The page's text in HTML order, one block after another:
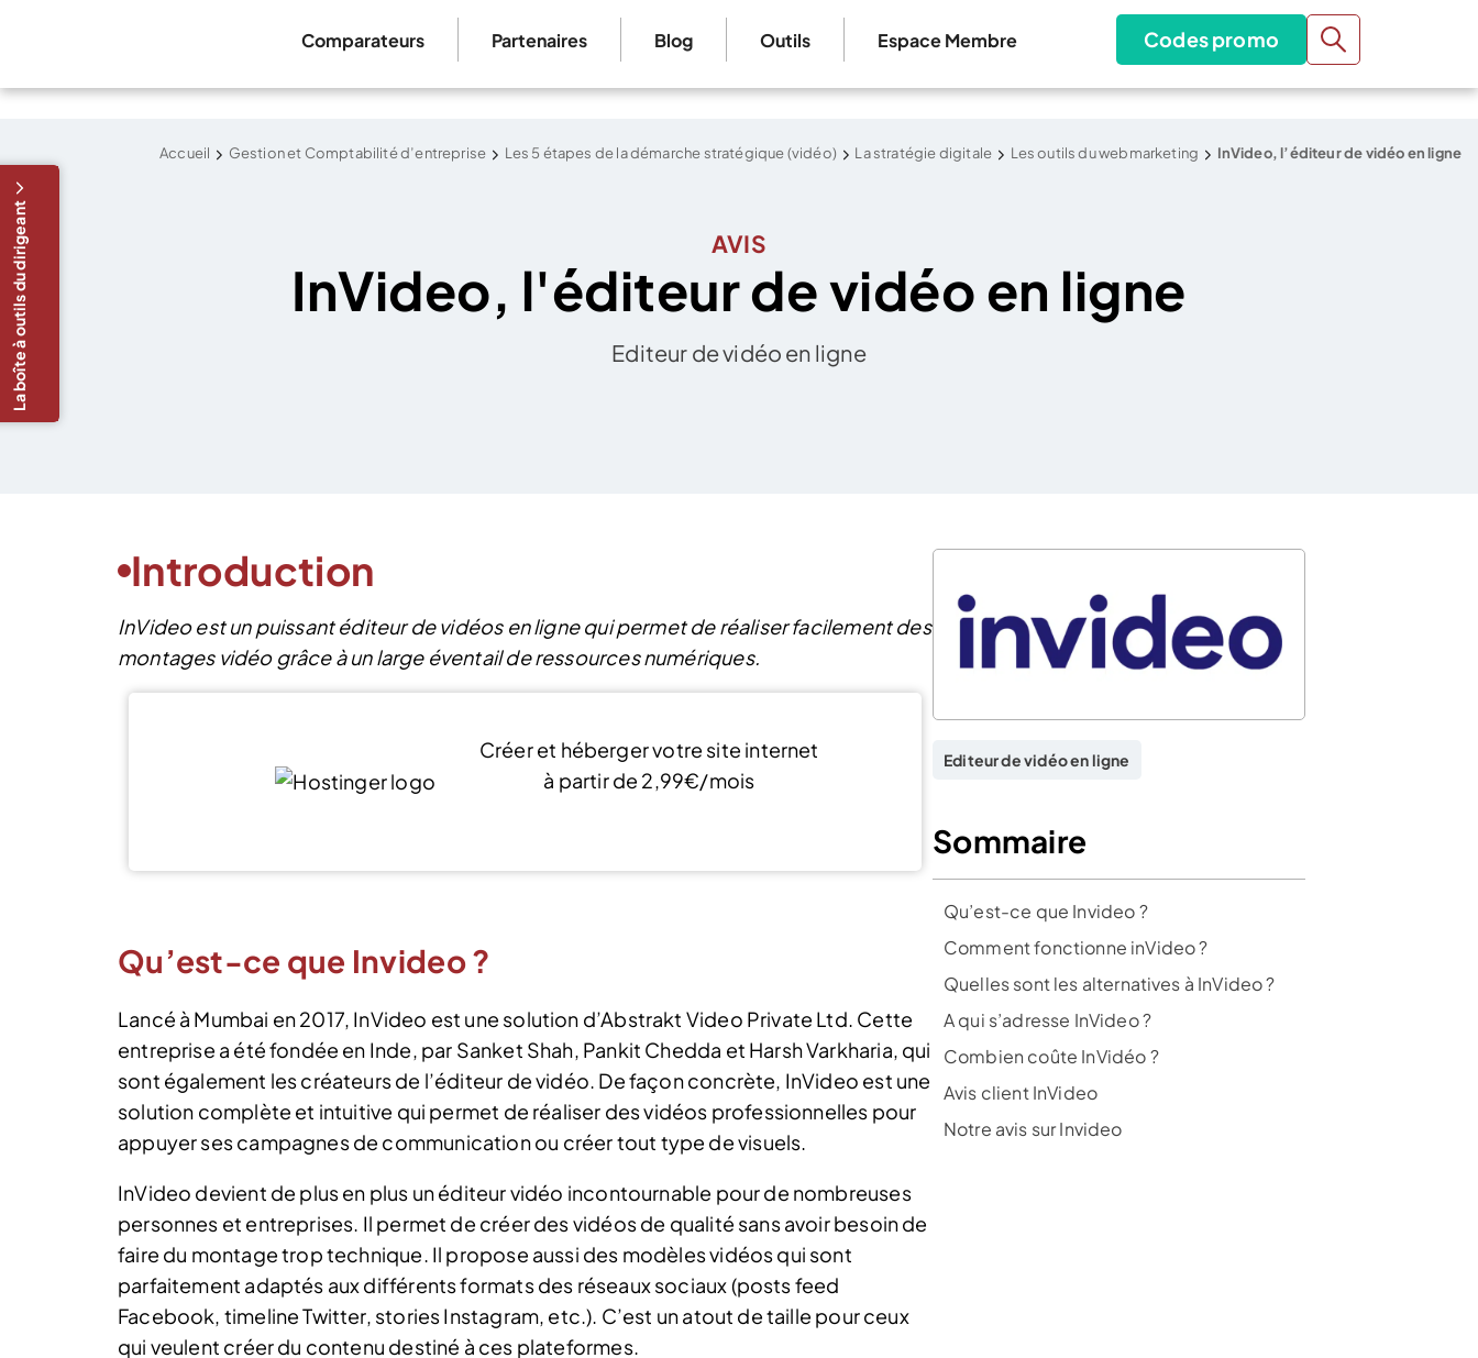
Comparateurs Partenaires Blog Outils Espace Membre Codes promo
Accueil Gestion et Comptabilité d’entreprise Les 5 étapes de la démarche stratégique (vidéo) La stratégie digitale Les outils du webmarketing InVideo, l’éditeur de vidéo en ligne
AVIS
InVideo, l'éditeur de vidéo en ligne
Editeur de vidéo en ligne
Introduction
InVideo est un puissant éditeur de vidéos en ligne qui permet de réaliser facilement des
montages vidéo grâce à un large éventail de ressources numériques.
La boîte à outils du dirigeant
Créer et héberger votre site internet
à partir de 2,99€/mois
Qu’est-ce que Invideo ?
Lancé à Mumbai en 2017, InVideo est une solution d’Abstrakt Video Private Ltd. Cette
entreprise a été fondée en Inde, par Sanket Shah, Pankit Chedda et Harsh Varkharia, qui
sont également les créateurs de l’éditeur de vidéo. De façon concrète, InVideo est une
solution complète et intuitive qui permet de réaliser des vidéos professionnelles pour
appuyer ses campagnes de communication ou créer tout type de visuels.
InVideo devient de plus en plus un éditeur vidéo incontournable pour de nombreuses
personnes et entreprises. Il permet de créer des vidéos de qualité sans avoir besoin de
faire du montage trop technique. Il propose aussi des modèles vidéos qui sont
parfaitement adaptés aux différents formats des réseaux sociaux (posts feed
Facebook, timeline Twitter, stories Instagram, etc.). C’est un atout de taille pour ceux
qui veulent créer du contenu destiné à ces plateformes.
Editeur de vidéo en ligne
Sommaire
Qu’est-ce que Invideo ?
Comment fonctionne inVideo ?
Quelles sont les alternatives à InVideo ?
A qui s’adresse InVideo ?
Combien coûte InVidéo ?
Avis client InVideo
Notre avis sur Invideo